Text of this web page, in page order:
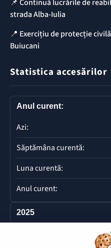
📌 Continuă lucrările de
strada Alba-Iulia
📍 Exercițiu de protecție
Buiucani
Statistica accesărilor
Anul curent:
Azi:
Săptămâna curentă:
Luna curentă:
Anul curent:
2025
Deschide